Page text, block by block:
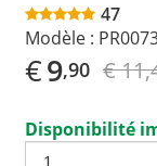
47
Modèle :
€9,90 €
Disponibilité